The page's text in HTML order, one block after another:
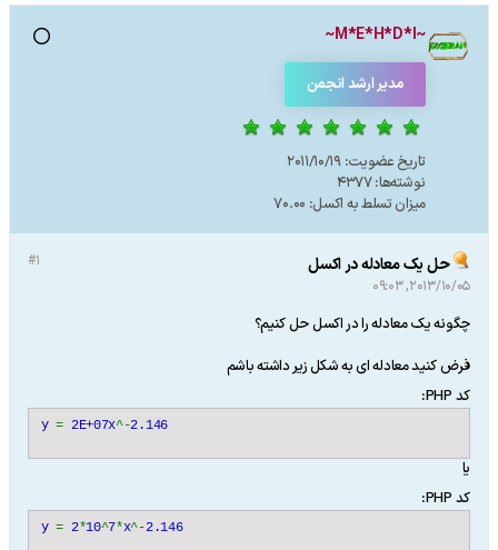
~M*E*H*D*I~
مدیر ارشد انجمن
تاریخ عضویت: 2011/10/19
نوشته‌ها:4377
میزان تسلط به اکسل: 70.00
#1 حل یک معادله در اکسل
2013/10/05, 09:03
چگونه یک معادله را در اکسل حل کنیم؟
فرض کنید معادله ای به شکل زیر داشته باشم
کد PHP:
y= 2E+07x^-2.146
یا
کد PHP:
y= 2*10^7*x^-2.146